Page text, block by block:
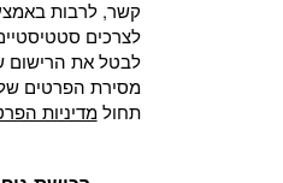
קשר, לרבות
לצרכים
לבטל את הרישום
מסירת הפרטים
תחולמדיניות